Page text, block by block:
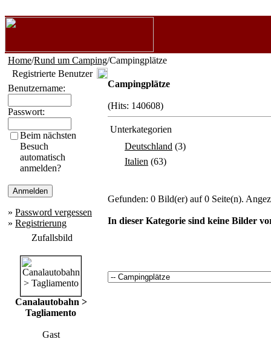
Home/Rund um Camping/Campingplätze
Registrierte Benutzer
Benutzername:
Passwort:
Beim nächsten
Besuch
automatisch
anmelden?
» Password vergessen
» Registrierung
Zufallsbild
Canalautobahn >
Tagliamento
Gast
Campingplätze
(Hits: 140608)
Unterkategorien
Deutschland (3)
Italien (63)
Gefunden: 0 Bild(er) auf 0 Seite(n).
In dieser Kategorie sind keine Bilder